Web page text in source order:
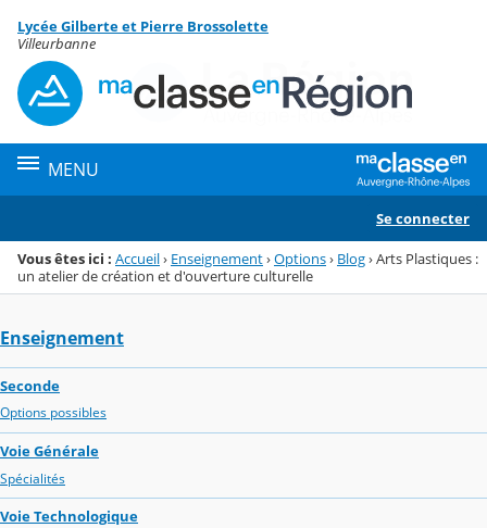
Menu de la rubrique
Contenu
Lycée Gilberte et Pierre Brossolette
Villeurbanne
MENU
Se connecter
Vous êtes ici : Accueil› Enseignement›Options› Blog›Arts Plastiques :
un atelier de création et d'ouverture culturelle
Enseignement
Seconde
Options possibles
Voie Générale
Spécialités
Voie Technologique